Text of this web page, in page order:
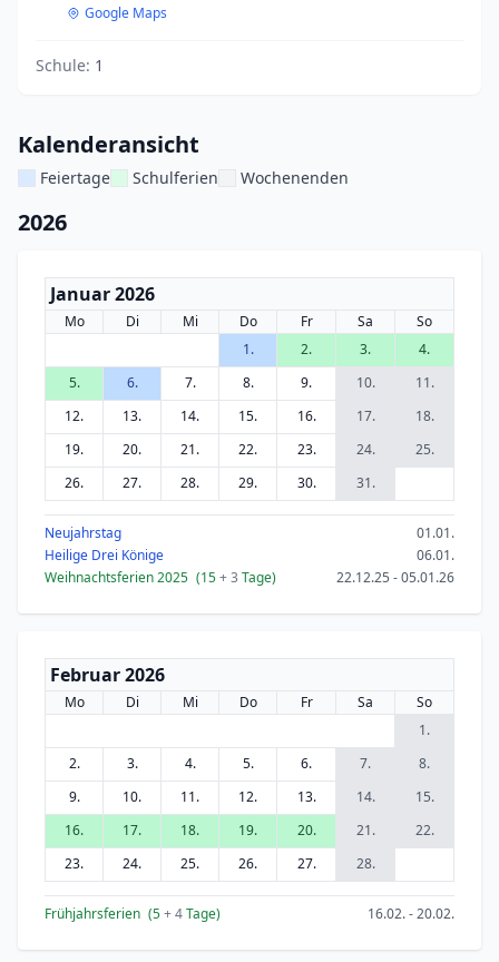
Google Maps
Schule: 1
Kalenderansicht
Feiertage Schulferien Wochenenden
2026
Januar 2026
Mo Di Mi Do Fr Sa
So
1.
2. 3.
4.
5.
6. 7. 8. 9. 10.
11.
12.
13. 14. 15. 16. 17.
18.
19.
20. 21. 22. 23. 24.
25.
26.
27. 28. 29. 30. 31.
Neujahrstag
01.01.
Heilige Drei Könige
06.01.
Weihnachtsferien 2025 (15+ 3 Tage) 22.12.25 - 05.01.26
Februar 2026
Mo Di Mi Do Fr Sa
So
1.
2.
3. 4. 5. 6. 7.
8.
9.
10. 11. 12. 13. 14.
15.
16.
17. 18. 19. 20. 21.
22.
23.
24. 25. 26. 27. 28.
Frühjahrsferien (5+ 4Tage) 16.02. - 20.02.